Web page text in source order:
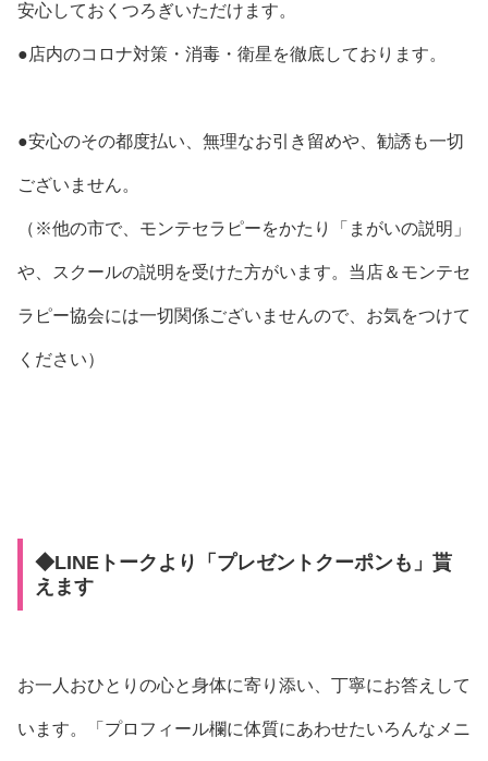
安心しておくつろぎいただけます。
●店内のコロナ対策・消毒・衛星を徹底しております。
●安心のその都度払い、無理なお引き留めや、勧誘も一切
ございません。
（※他の市で、モンテセラピーをかたり「まがいの説明」
や、スクールの説明を受けた方がいます。当店＆モンテセ
ラピー協会には一切関係ございませんので、お気をつけて
ください）
◆LINEトークより「プレゼントクーポンも」貰
えます
お一人おひとりの心と身体に寄り添い、丁寧にお答えして
います。「プロフィール欄に体質にあわせたいろんなメニ